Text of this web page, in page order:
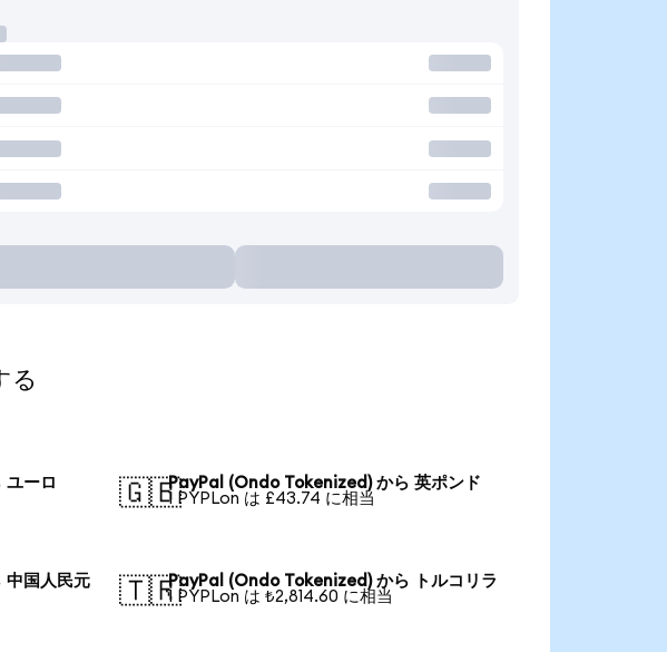
る
ーロ
🇬🇧PayPal (Ondo Tokenized) から 英ポンド
1 PYPLon は £43.74 に相当
国人民元
🇹🇷PayPal (Ondo Tokenized) から トルコリラ
1 PYPLon は ₺2,814.60 に相当